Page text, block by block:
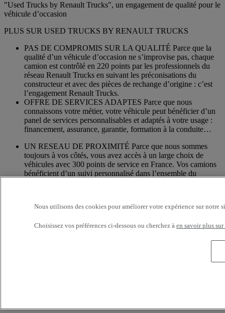
"Used Trucks by Renault Trucks", un engagement de qualité pour le
véhicule d’occasion
PLUS SUR USED TRUCKS BY RENAULT TRUCKS
PAS DE COMPROMIS SUR LA QUALITÉ Parce que la
qualité d’un véhicule d’occasion ne s’improvise pas, chaque
camion est contrôlé en 220 points par les professionnels du
réseau Renault Trucks en suivant les préconisations du
constructeur et avec des pièces de rechange d’origine : c’est
l’engagement Renault Trucks.
OFFRE DE SERVICES ADAPTES Parce que nous
connaissons votre métier, votre véhicule peut bénéficier d’un
panel de services personnalisables et adaptés à votre usage :
financement, assurance, garantie, formation à la conduite…
UN RESEAU DE PROXIMITÉ Parce que nous sommes
toujours à vos côtés, vous avez accès à un large choix de
véhicules avec 300 points de service en France. Vos camions
bénéficient d’un suivi personnalisé dans l’ensemble du
Services additionnels
Nous utilisons des cookies pour améliorer votre expérience sur notre
Choisissez vos préférences ci-dessous ou cherchez à en savoir plus